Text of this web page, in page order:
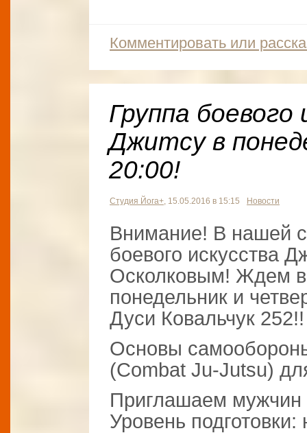
Комментировать или
Группа
Джитсу в
20:00!
Студия Йога+, 15.05.2016 в 15:15 Новости
Внимание! В нашей
боевого искусства
Осколковым! Ждем
понедельник и
Дуси Ковальчук 252!!
Основы
(Combat Ju-Jutsu)
Приглашаем мужчин
Уровень